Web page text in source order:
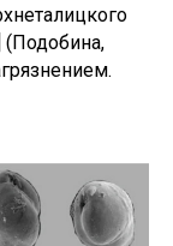
(Подобина,